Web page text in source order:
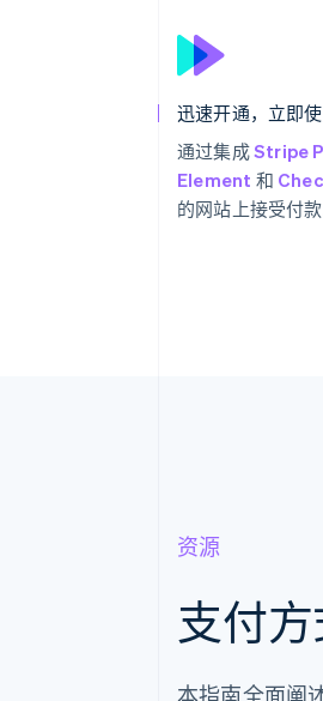
迅速开通，立即
通过集成Stripe
Element 和
的网站上接受付款
资源
支付
本指南全面阐